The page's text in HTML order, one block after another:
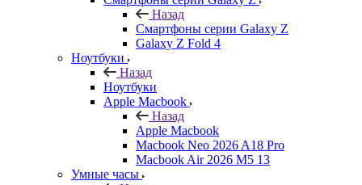
Назад
Смартфоны серии Galaxy Z
Galaxy Z Fold 4
Ноутбуки
Назад
Ноутбуки
Apple Macbook
Назад
Apple Macbook
Macbook Neo 2026 A18 Pro
Macbook Air 2026 M5 13
Умные часы